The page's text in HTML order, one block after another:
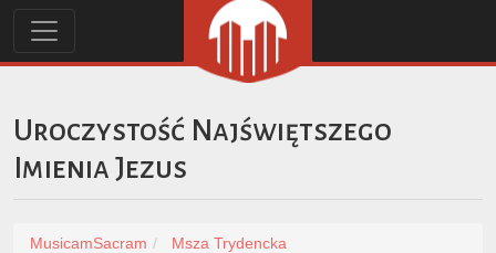
Uroczystość Najświętszego
Imienia Jezus
MusicamSacram
Msza Trydencka